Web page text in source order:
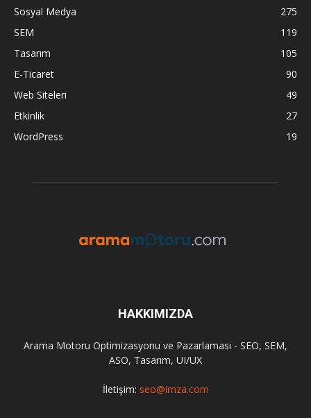
Sosyal Medya
275
SEM
119
Tasarım
105
E-Ticaret
90
Web Siteleri
49
Etkinlik
27
WordPress
19
HAKKIMIZDA
Arama Motoru Optimizasyonu ve Pazarlaması - SEO, SEM,
ASO, Tasarım, UI/UX
İletişim: seo@imza.com